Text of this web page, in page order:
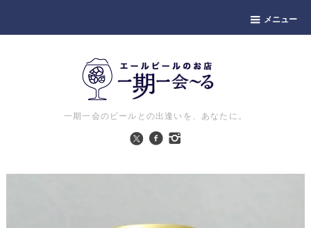
メニュー
一期一会のビールとの出逢いを、あなたに。